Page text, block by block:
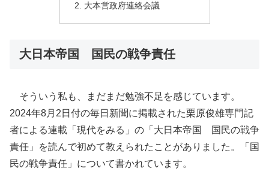
大本営政府連絡会議
大日本帝国 国民の戦争責任
そういう私も、まだまだ勉強不足を感じています。
2024年8月2日付の毎日新聞に掲載された栗原俊雄専門記
者による連載「現代をみる」の「大日本帝国 国民の戦争
責任」を読んで初めて教えられたことがありました。「国
民の戦争責任」について書かれています。